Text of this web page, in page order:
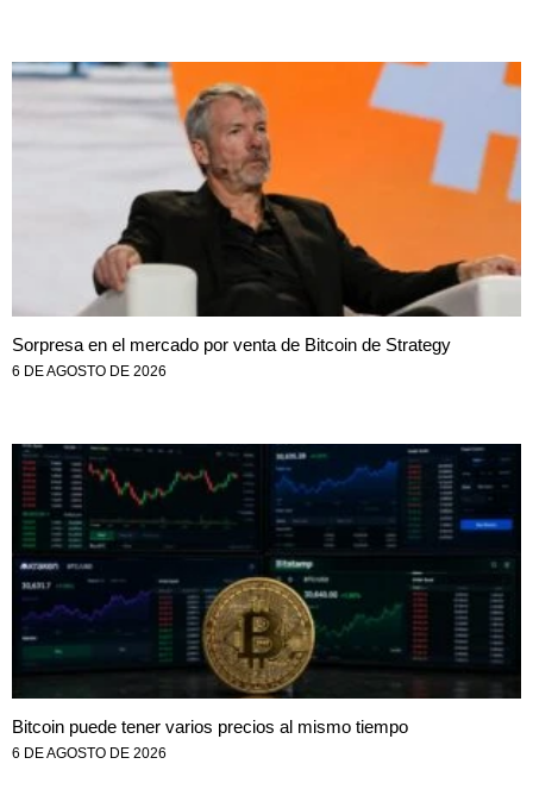
Sorpresa en el mercado por venta de Bitcoin de Strategy
6 DE AGOSTO DE 2026
Bitcoin puede tener varios precios al mismo tiempo
6 DE AGOSTO DE 2026